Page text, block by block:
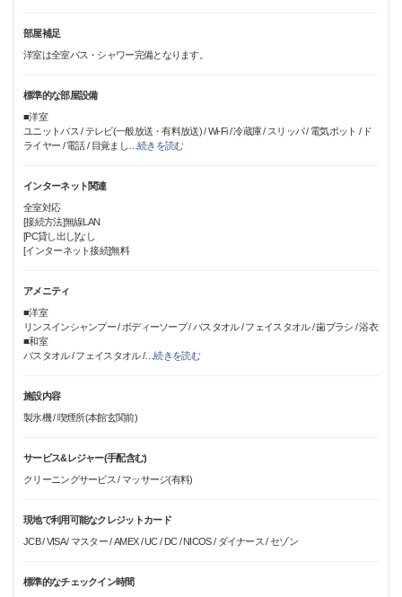
部屋補足
洋室は全室バス・シャワー完備となります。
標準的な部屋設備
■洋室
ユニットバス / テレビ(一般放送・有料放送) / Wi-Fi / 冷蔵庫 / スリッパ / 電気ポット / ド
ライヤー / 電話 / 目覚まし …続きを読む
インターネット関連
全室対応
[接続方法]無線LAN
[PC貸し出し]なし
[インターネット接続]無料
アメニティ
■洋室
リンスインシャンプー / ボディーソープ / バスタオル / フェイスタオル / 歯ブラシ / 浴衣
■和室
バスタオル / フェイスタオル /…続きを読む
施設内容
製氷機 / 喫煙所(本館玄関前)
サービス&レジャー(手配含む)
クリーニングサービス / マッサージ(有料)
現地で利用可能なクレジットカード
JCB / VISA / マスター / AMEX / UC / DC / NICOS / ダイナース / セゾン
標準的なチェックイン時間